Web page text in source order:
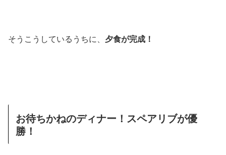
そうこうしているうちに、 夕食が完成！
お待ちかねのディナー！スペアリブが優
勝！